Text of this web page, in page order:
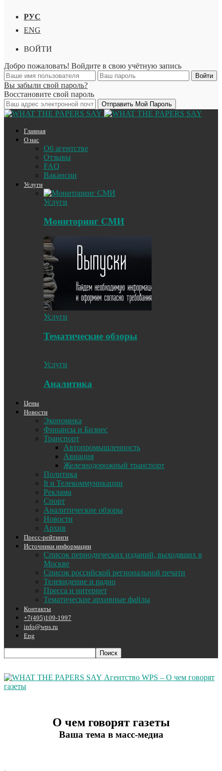
РУС
ENG
ВОЙТИ
Добро пожаловать! Войдите в свою учётную запись
Вы забыли свой пароль?
Восстановите свой пароль
Главная
О нас
Об агентстве
Отзывы
FAQ
Вакансии
Услуги
Услуги
Мониторинг СМИ
Услуги
Тематические обзоры
Услуги
Аналитика
Цены
Новости
Экономика
Финансы и Бизнес
Транспорт
Автопромышленность
Авиация
Железнодорожный транспорт
Политика
It и Телекоммуникации
Реклама
Спорт
Аналитические обзоры
Новости
Архив
Пресс-рейтинги
Источники информации
Список периодических изданий, выходящих в
Москве
Список российской региональной печати
Телевидение и радио
Пресса и интернет
Тематические архивные файлы
Контакты
+7(495)109-1997
info@wps.ru
Eng
Агентство WPS – О чем говорят
газеты
О чем говорят газеты
Ваша тема в масс-медиа